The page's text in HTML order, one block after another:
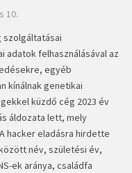
10.
szolgáltatásai
felhasználásával az
egyéb
kínálnak genetikai
küzdő cég 2023 év
áldozata lett, mely
hacker eladásra hirdette
név, születési év,
ek aránya, családfa